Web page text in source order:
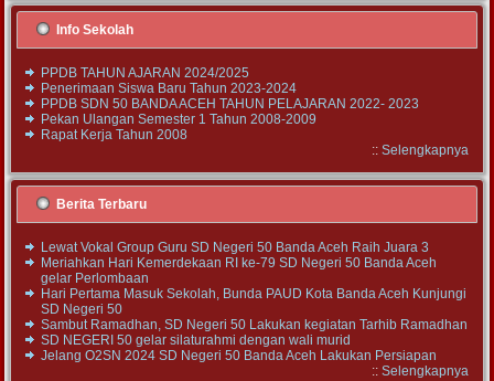
Info Sekolah
PPDB TAHUN AJARAN 2024/2025
Penerimaan Siswa Baru Tahun 2023-2024
PPDB SDN 50 BANDA ACEH TAHUN PELAJARAN 2022- 2023
Pekan Ulangan Semester 1 Tahun 2008-2009
Rapat Kerja Tahun 2008
:: Selengkapnya
Berita Terbaru
Lewat Vokal Group Guru SD Negeri 50 Banda Aceh Raih Juara 3
Meriahkan Hari Kemerdekaan RI ke-79 SD Negeri 50 Banda Aceh
gelar Perlombaan
Hari Pertama Masuk Sekolah, Bunda PAUD Kota Banda Aceh Kunjungi
SD Negeri 50
Sambut Ramadhan, SD Negeri 50 Lakukan kegiatan Tarhib Ramadhan
SD NEGERI 50 gelar silaturahmi dengan wali murid
Jelang O2SN 2024 SD Negeri 50 Banda Aceh Lakukan Persiapan
:: Selengkapnya